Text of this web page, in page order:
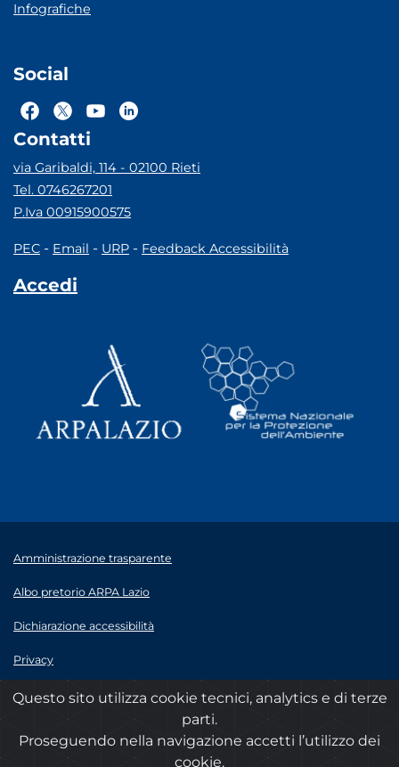
Infografiche
Social
Contatti
via Garibaldi, 114 - 02100 Rieti
Tel. 0746267201
P.Iva 00915900575
PEC - Email - URP - Feedback Accessibilità
Accedi
Amministrazione trasparente
Albo pretorio ARPA Lazio
Dichiarazione accessibilità
Privacy
Note legali
© 2020 ARPA Lazio - P.Iva 00915900575
Questo sito utilizza cookie tecnici, analytics e di terze
parti.
Proseguendo nella navigazione accetti l’utilizzo dei
cookie.